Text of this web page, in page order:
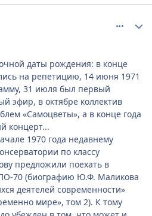
даты рождения: в конце
на репетицию, 14 июня 1971
31 июля был первый
эфир, в октябре коллектив
«Самоцветы», а в конце года
концерт...
1970 года недавнему
по классу
предложили поехать в
70 (биографию Ю.Ф. Маликова
деятелей современности»
мире», том 2). К тому